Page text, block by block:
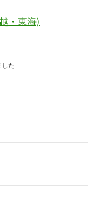
・東海)
た